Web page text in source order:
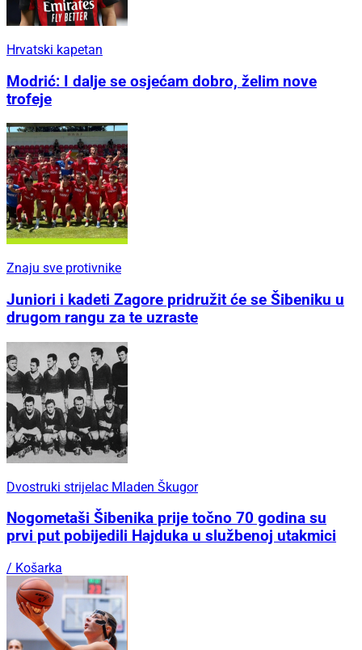
Hrvatski kapetan
Modrić: I dalje se osjećam dobro, želim nove
trofeje
Znaju sve protivnike
Juniori i kadeti Zagore pridružit će se Šibeniku u
drugom rangu za te uzraste
Dvostruki strijelac Mladen Škugor
Nogometaši Šibenika prije točno 70 godina su
prvi put pobijedili Hajduka u službenoj utakmici
/ Košarka